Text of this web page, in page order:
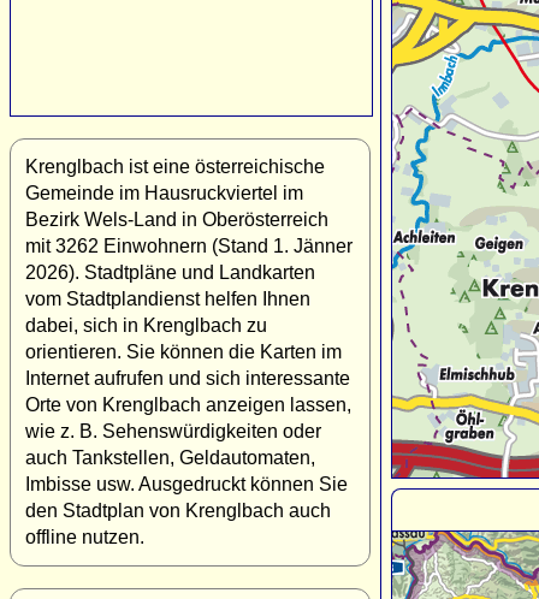
Krenglbach ist eine österreichische
Gemeinde im Hausruckviertel im
Bezirk Wels-Land in Oberösterreich
mit 3262 Einwohnern (Stand 1. Jänner
2026). Stadtpläne und Landkarten
vom Stadtplandienst helfen Ihnen
dabei, sich in Krenglbach zu
orientieren. Sie können die Karten im
Internet aufrufen und sich interessante
Orte von Krenglbach anzeigen lassen,
wie z. B. Sehenswürdigkeiten oder
auch Tankstellen, Geldautomaten,
Imbisse usw. Ausgedruckt können Sie
den Stadtplan von Krenglbach auch
offline nutzen.